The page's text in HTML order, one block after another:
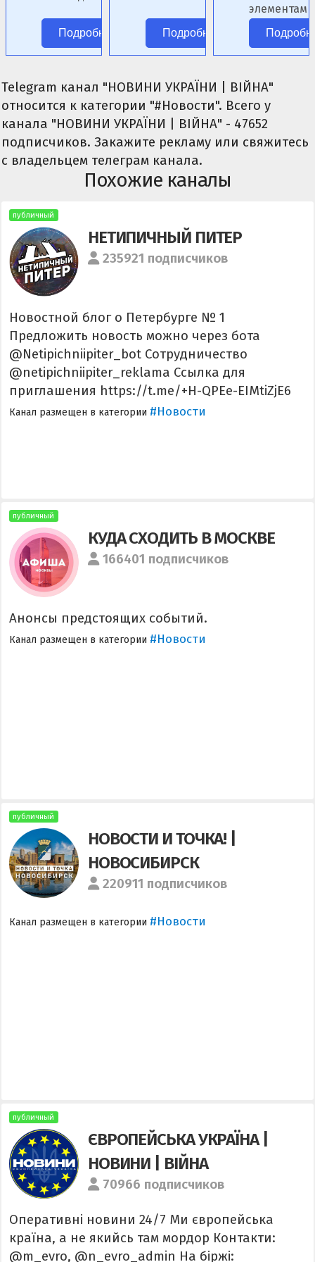
Подробнее Подробнее
элементами
фэнтези.
Telegram канал "НОВИНИ УКРАЇНИ | ВІЙНА"
относится к категории "#Новости". Всего у
канала "НОВИНИ УКРАЇНИ | ВІЙНА" - 47652
подписчиков. Закажите рекламу или свяжитесь
с владельцем телеграм канала.
Похожие каналы
публичный
НЕТИПИЧНЫЙ ПИТЕР
235921 подписчиков
Новостной блог о Петербурге № 1
Предложить новость можно через бота
@Netipichniipiter_bot Сотрудничество
@netipichniipiter_reklama Ссылка для
приглашения https://t.me/+H-QPEe-EIMtiZjE6
Канал размещен в категории #Новости
публичный
КУДА СХОДИТЬ В МОСКВЕ
166401 подписчиков
Анонсы предстоящих событий.
Канал размещен в категории #Новости
публичный
НОВОСТИ И ТОЧКА! |
НОВОСИБИРСК
220911 подписчиков
Канал размещен в категории #Новости
публичный
ЄВРОПЕЙСЬКА УКРАЇНА |
НОВИНИ | ВІЙНА
70966 подписчиков
Оперативні новини 24/7 Ми європейська
країна, а не якийсь там мордор Контакти:
@m_evro, @n_evro_admin На біржі: